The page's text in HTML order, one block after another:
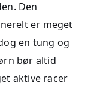
Den
er meget
en tung og
bør altid
aktive racer